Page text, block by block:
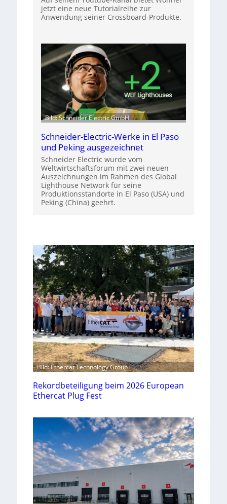
jetzt eine neue Tutorialreihe zur
Anwendung seiner Crossboard-Produkte.
Bild: Schneider Electric GmbH
Schneider-Electric-Werke in El Paso
und Peking ausgezeichnet
Schneider Electric wurde vom
Weltwirtschaftsforum mit zwei neuen
Auszeichnungen im Rahmen des Global
Lighthouse Network für seine
Produktionsstandorte in El Paso (USA) und
Peking (China) geehrt.
Bild: Ethercat Technology Group
Rekordbeteiligung beim 2026 European
Ethercat Plug Fest